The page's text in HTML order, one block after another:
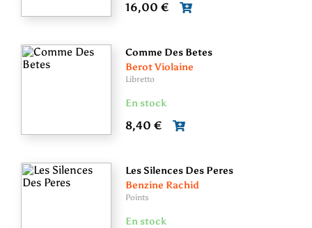
16,00 €
Comme Des Betes
Berot Violaine
Libretto
En stock
8,40 €
Les Silences Des Peres
Benzine Rachid
Points
En stock